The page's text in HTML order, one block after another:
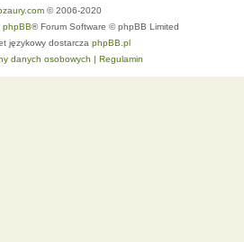
© 2006-2020
phpBB® Forum Software © phpBB Limited
językowy dostarcza phpBB.pl
danych osobowych | Regulamin